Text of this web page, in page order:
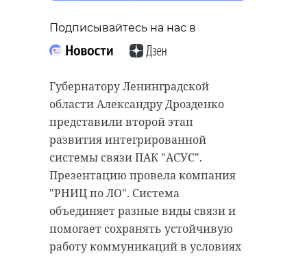
Подписывайтесь на нас в
Губернатору Ленинградской
области Александру Дрозденко
представили второй этап
развития интегрированной
системы связи ПАК "АСУС".
Презентацию провела компания
"РНИЦ по ЛО". Система
объединяет разные виды связи и
помогает сохранять устойчивую
работу коммуникаций в условиях